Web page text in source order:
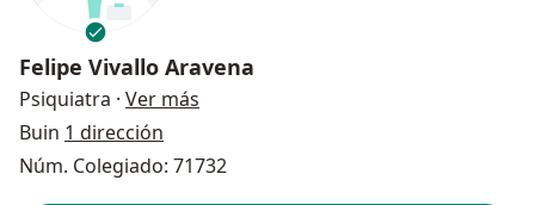
Felipe Vivallo Aravena
Psiquiatra · Ver más
Buin 1 dirección
Núm. Colegiado: 71732